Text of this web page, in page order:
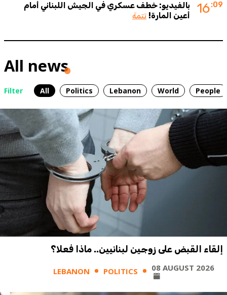
16:09
بالفيديو: خطف عسكري في الجيش اللبناني أمام
أعين المارة! تتمة
All news
Filter All Politics Lebanon World People
إلقاء القبض على زوجين لبنانيين.. ماذا فعلا؟
LEBANON POLITICS 08 AUGUST 2026